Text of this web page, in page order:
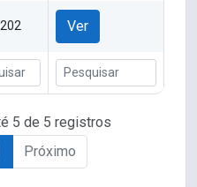
Ver
5 de 5 registros
Próximo